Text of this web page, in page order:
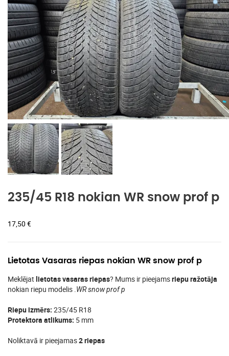
235/45 R18 nokian WR snow prof p
17,50 €
Lietotas Vasaras riepas nokian WR snow prof p
Meklējat lietotas vasaras riepas? Mums ir pieejamsriepu ražotāja
nokian riepu modelis .WR snow prof p
Riepu izmērs: 235/45 R18
Protektora atlikums: 5 mm
Noliktavā ir pieejamas2 riepas